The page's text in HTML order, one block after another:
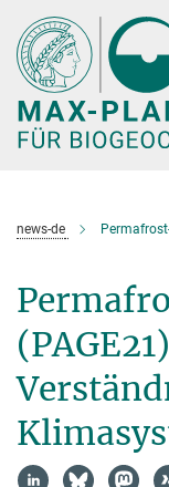
Hauptinhalt
news-de Permafrost-